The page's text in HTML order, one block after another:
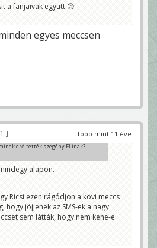
a fanjaivak együtt 😊
egyes meccsen
több mint 11 éve
erőltették szegény ELinak?
alapon.
Ricsi ezen rágódjon a kövi meccs
hogy jöjjenek az SMS-ek a nagy
sem látták, hogy nem kéne-e